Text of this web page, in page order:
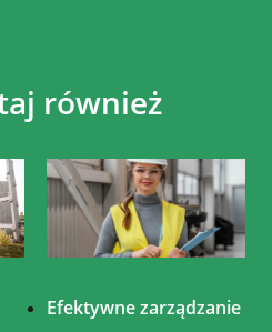
również
Efektywne zarządzanie